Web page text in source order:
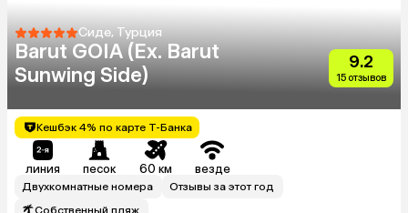
Сиде, Турция
Barut GOIA (Ex. Barut
Sunwing Side)
9.2
15 отзывов
Кешбэк 4% по карте Т-Банка
линия песок 60 км везде
Двухкомнатные номера
Отзывы за этот год
Собственный пляж